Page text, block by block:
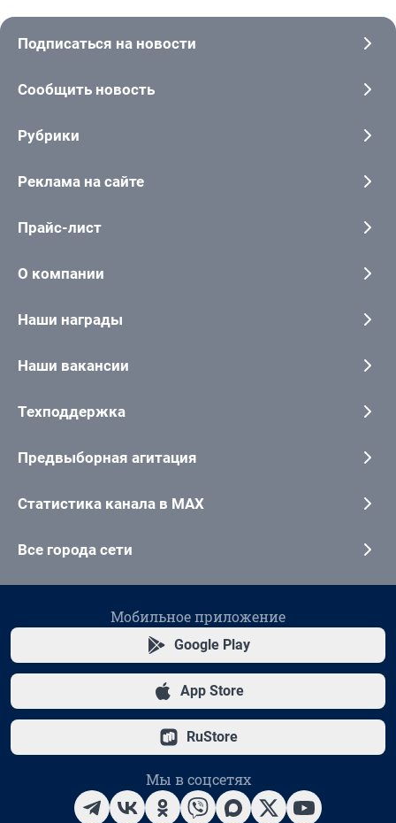
Подписаться на новости
Сообщить новость
Рубрики
Реклама на сайте
Прайс-лист
О компании
Наши награды
Наши вакансии
Техподдержка
Предвыборная агитация
Статистика канала в MAX
Все города сети
Мобильное приложение
Google Play
App Store
RuStore
Мы в соцсетях